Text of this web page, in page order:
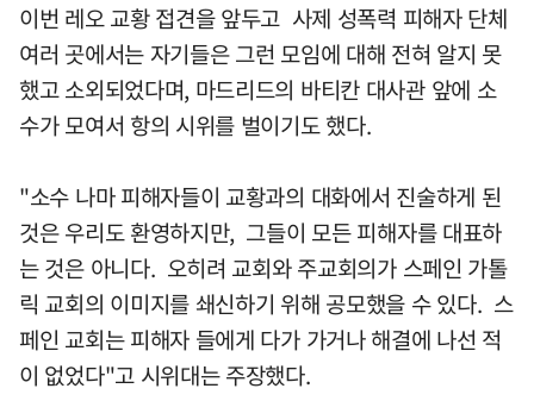
이번 레오 교황 접견을 앞두고 사제 성폭력 피해자 단체
여러 곳에서는 자기들은 그런 모임에 대해 전혀 알지 못
했고 소외되었다며, 마드리드의 바티칸 대사관 앞에 소
수가 모여서 항의 시위를 벌이기도 했다.
"소수 나마 피해자들이 교황과의 대화에서 진술하게 된
것은 우리도 환영하지만, 그들이 모든 피해자를 대표하
는 것은 아니다. 오히려 교회와 주교회의가 스페인 가톨
릭 교회의 이미지를 쇄신하기 위해 공모했을 수 있다. 스
페인 교회는 피해자 들에게 다가 가거나 해결에 나선 적
이 없었다"고 시위대는 주장했다.